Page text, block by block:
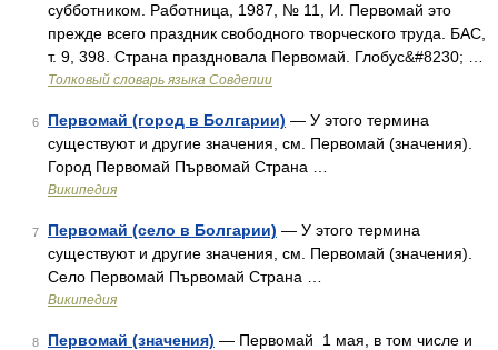
субботником. Работница, 1987, № 11, И. Первомай это
прежде всего праздник свободного творческого труда. БАС,
т. 9, 398. Страна праздновала Первомай. Глобус&#8230; …
Толковый словарь языка Совдепии
6 Первомай (город в Болгарии) — У этого термина
существуют и другие значения, см. Первомай (значения).
Город Первомай Първомай Страна …
Википедия
7 Первомай (село в Болгарии) — У этого термина
существуют и другие значения, см. Первомай (значения).
Село Первомай Първомай Страна …
Википедия
8 Первомай (значения) — Первомай 1 мая, в том числе и